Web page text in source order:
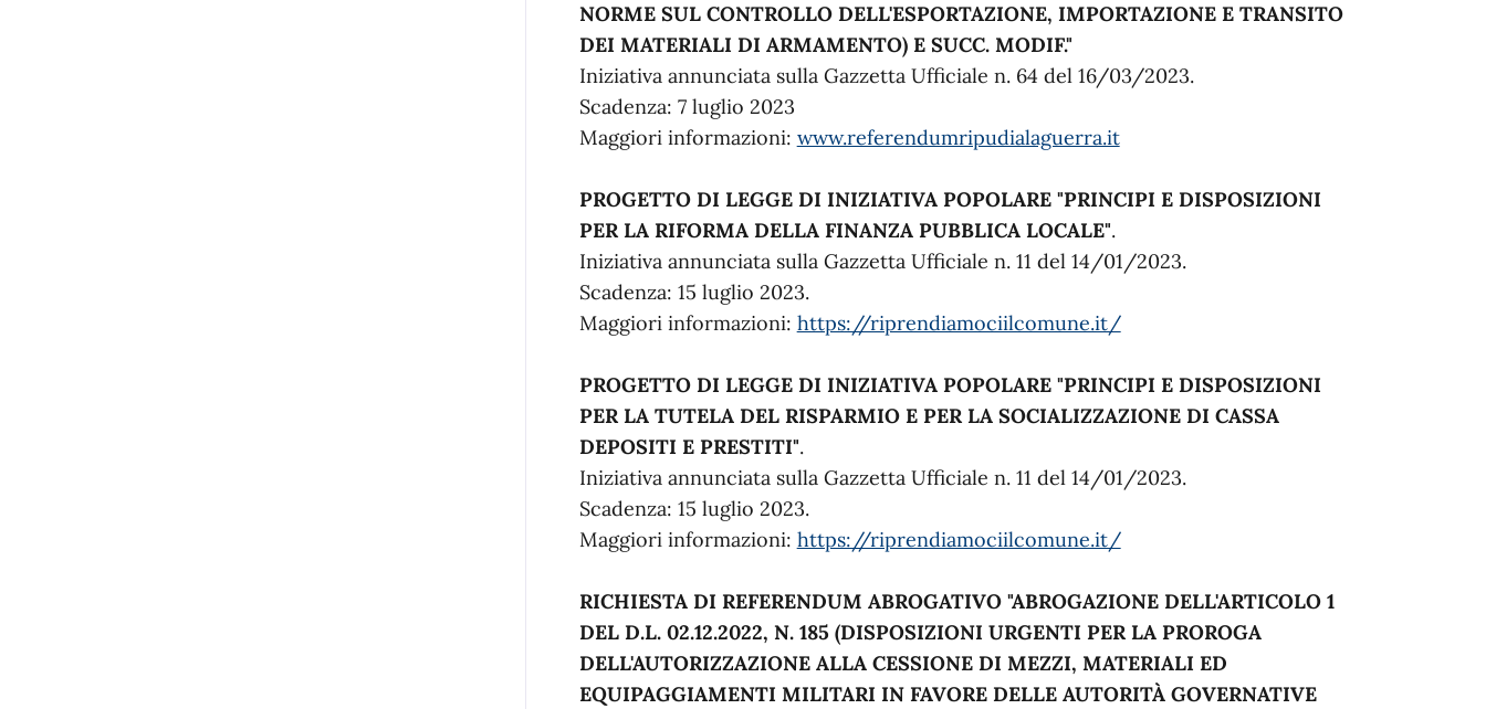
NORME SUL CONTROLLO DELL'ESPORTAZIONE, IMPORTAZIONE E TRANSITO
DEI MATERIALI DI ARMAMENTO) E SUCC. MODIF."
Iniziativa annunciata sulla Gazzetta Ufficiale n. 64 del 16/03/2023.
Scadenza: 7 luglio 2023
Maggiori informazioni: www.referendumripudialaguerra.it
PROGETTO DI LEGGE DI INIZIATIVA POPOLARE "PRINCIPI E DISPOSIZIONI
PER LA RIFORMA DELLA FINANZA PUBBLICA LOCALE".
Iniziativa annunciata sulla Gazzetta Ufficiale n. 11 del 14/01/2023.
Scadenza: 15 luglio 2023.
Maggiori informazioni: https://riprendiamociilcomune.it/
PROGETTO DI LEGGE DI INIZIATIVA POPOLARE "PRINCIPI E DISPOSIZIONI
PER LA TUTELA DEL RISPARMIO E PER LA SOCIALIZZAZIONE DI CASSA
DEPOSITI E PRESTITI".
Iniziativa annunciata sulla Gazzetta Ufficiale n. 11 del 14/01/2023.
Scadenza: 15 luglio 2023.
Maggiori informazioni: https://riprendiamociilcomune.it/
RICHIESTA DI REFERENDUM ABROGATIVO "ABROGAZIONE DELL'ARTICOLO 1
DEL D.L. 02.12.2022, N. 185 (DISPOSIZIONI URGENTI PER LA PROROGA
DELL'AUTORIZZAZIONE ALLA CESSIONE DI MEZZI, MATERIALI ED
EQUIPAGGIAMENTI MILITARI IN FAVORE DELLE AUTORITÀ GOVERNATIVE